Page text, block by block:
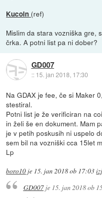
Kucoin (ref)
Mislim da stara vozniška gre,
črka. A potni list pa ni dober?
GD007
:: 15. jan 2018, 17:30
Na GDAX je fee, če si Maker
stestiral.
Potni list je že verificiran na
in želi še en dokument. Mam
je v petih poskusih ni uspelo
sem bil na vozniški cca 15let
Lp
boro10 je 15. jan 2018 ob 17:03
GD007je 15. jan 2018 ob